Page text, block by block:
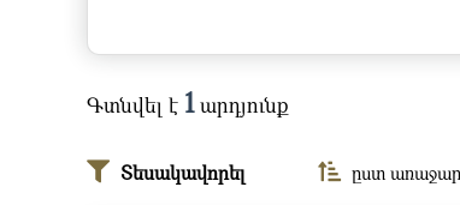
Գտնվել է 1արդյունք
Տեսակավորել ըստ